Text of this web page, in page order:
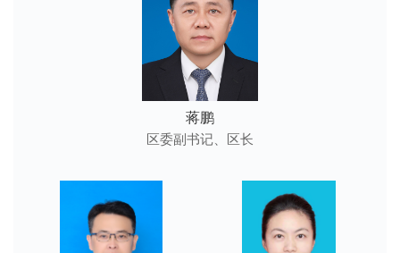
蒋鹏
区委副书记、区长